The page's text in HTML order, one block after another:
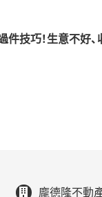
技巧！生意不好、
龐德隆不動